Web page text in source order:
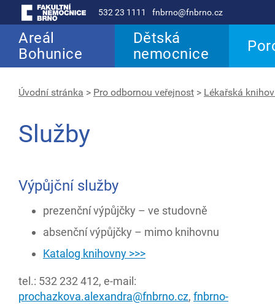
532 23 1111 fnbrno@fnbrno.cz
Areál
Bohunice
Dětská
nemocnice
Úvodní stránka > Pro odbornou veřejnost > Lékařská
Služby
Výpůjční služby
prezenční výpůjčky – ve studovně
absenční výpůjčky – mimo knihovnu
Katalog knihovny >>>
tel.: 532 232 412, e-mail:
prochazkova.alexandra@fnbrno.cz, fnbrno-